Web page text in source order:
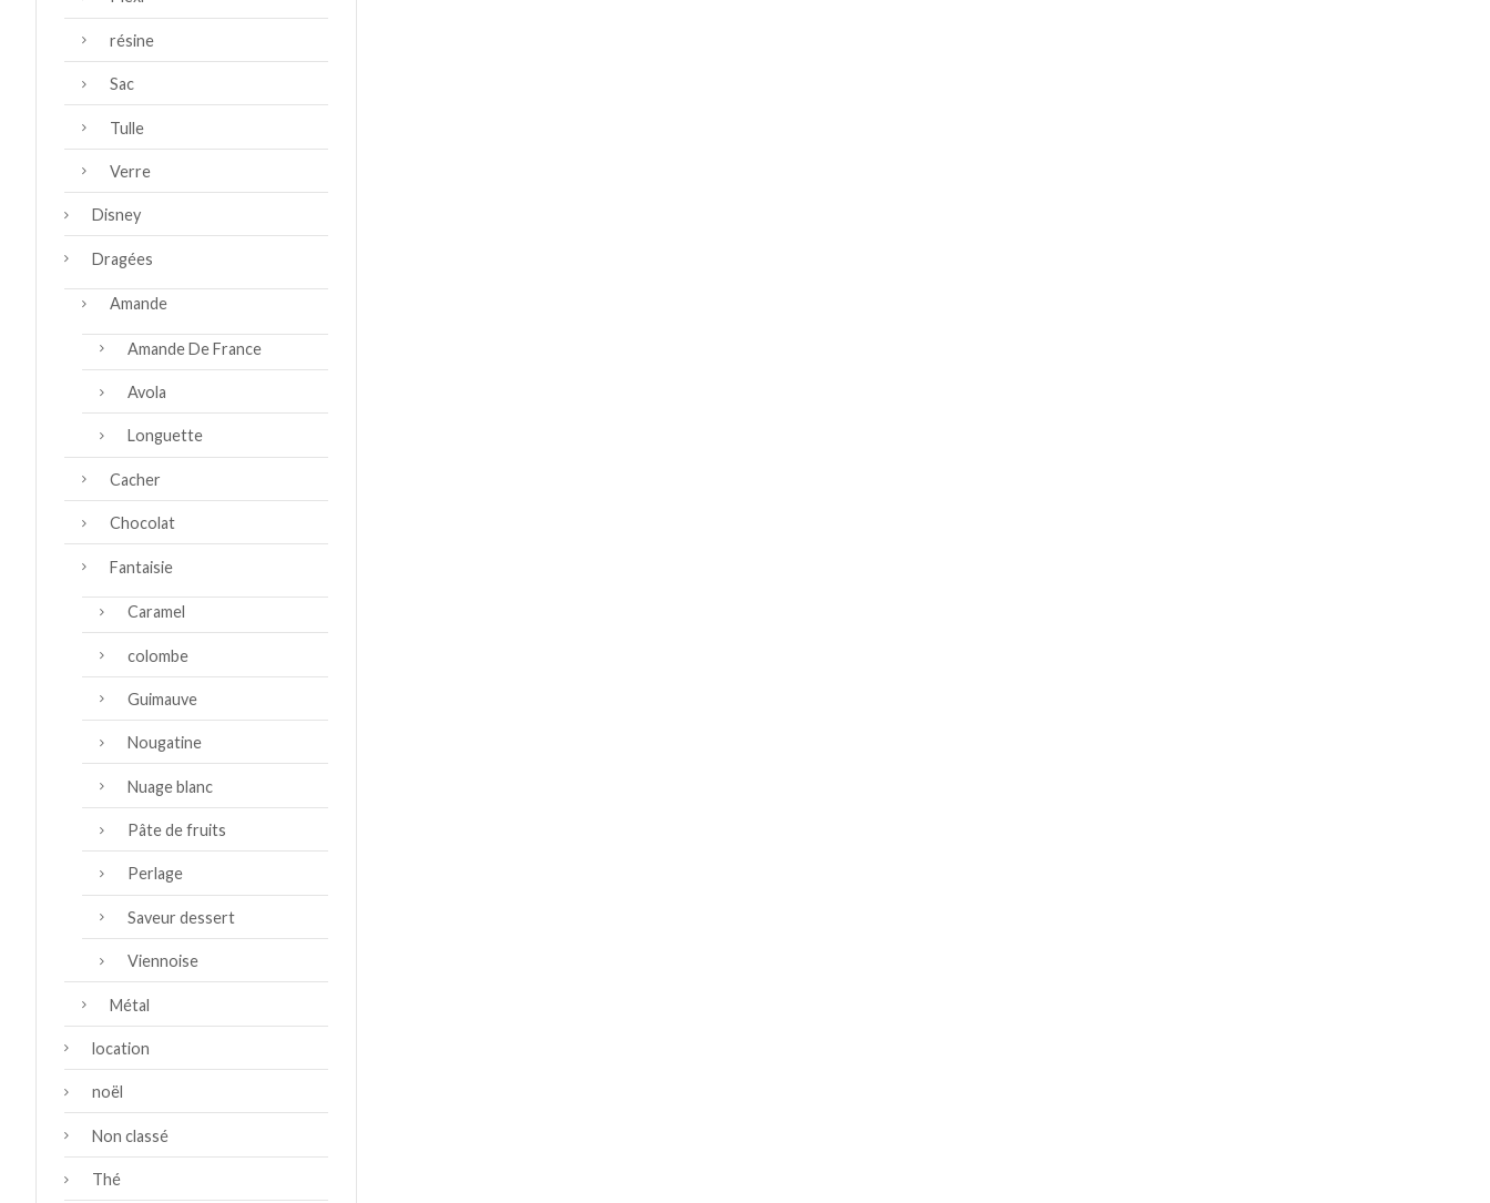
résine
Sac
Tulle
Verre
Disney
Dragées
Amande
Amande De France
Avola
Longuette
Cacher
Chocolat
Fantaisie
Caramel
colombe
Guimauve
Nougatine
Nuage blanc
Pâte de fruits
Perlage
Saveur dessert
Viennoise
Métal
location
noël
Non classé
Thé